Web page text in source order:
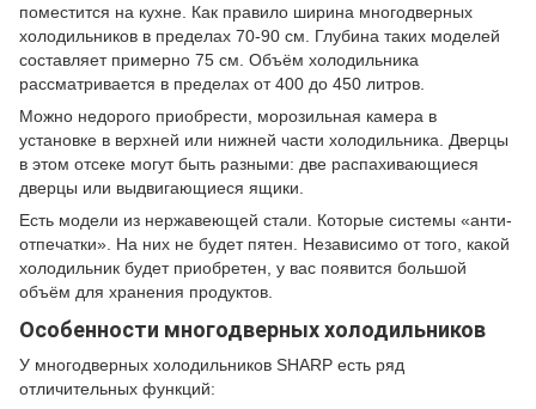
поместится на кухне. Как правило ширина многодверных
холодильников в пределах 70-90 см. Глубина таких моделей
составляет примерно 75 см. Объём холодильника
рассматривается в пределах от 400 до 450 литров.
Можно недорого приобрести, морозильная камера в
установке в верхней или нижней части холодильника. Дверцы
в этом отсеке могут быть разными: две распахивающиеся
дверцы или выдвигающиеся ящики.
Есть модели из нержавеющей стали. Которые системы «анти-
отпечатки». На них не будет пятен. Независимо от того, какой
холодильник будет приобретен, у вас появится большой
объём для хранения продуктов.
Особенности многодверных холодильников
У многодверных холодильников SHARP есть ряд
отличительных функций: